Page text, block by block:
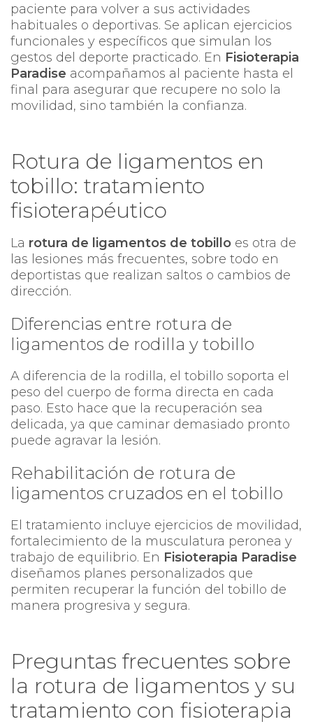
paciente para volver a sus actividades
habituales o deportivas. Se aplican ejercicios
funcionales y específicos que simulan los
gestos del deporte practicado. En Fisioterapia
Paradise acompañamos al paciente hasta el
final para asegurar que recupere no solo la
movilidad, sino también la confianza.
Rotura de ligamentos en
tobillo: tratamiento
fisioterapéutico
La rotura de ligamentos de tobillo es otra de
las lesiones más frecuentes, sobre todo en
deportistas que realizan saltos o cambios de
dirección.
Diferencias entre rotura de
ligamentos de rodilla y tobillo
A diferencia de la rodilla, el tobillo soporta el
peso del cuerpo de forma directa en cada
paso. Esto hace que la recuperación sea
delicada, ya que caminar demasiado pronto
puede agravar la lesión.
Rehabilitación de rotura de
ligamentos cruzados en el tobillo
El tratamiento incluye ejercicios de movilidad,
fortalecimiento de la musculatura peronea y
trabajo de equilibrio. En Fisioterapia Paradise
diseñamos planes personalizados que
permiten recuperar la función del tobillo de
manera progresiva y segura.
Preguntas frecuentes sobre
la rotura de ligamentos y su
tratamiento con fisioterapia